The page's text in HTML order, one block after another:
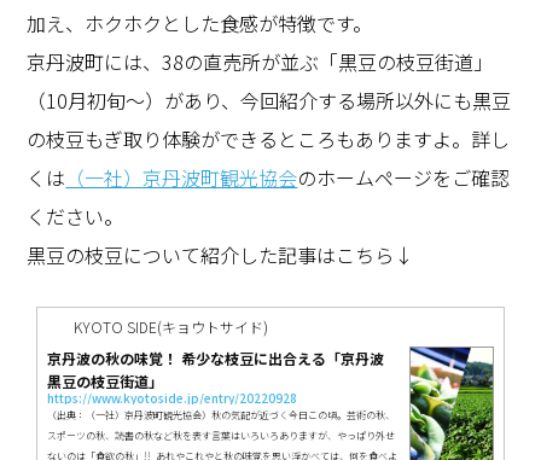
加え、ホクホクとした食感が特徴です。
京丹波町には、38の直売所が並ぶ「黒豆の枝豆街道」
（10月初旬～）があり、今回紹介する場所以外にも黒豆
の枝豆もぎ取り体験ができるところもありますよ。詳し
くは （一社）京丹波町観光協会のホームページをご確認
ください。
黒豆の枝豆について紹介した記事はこちら↓
KYOTO SIDE(キョウトサイド)
京丹波の秋の味覚！ 希少な枝豆に出合える「京丹波
黒豆の枝豆街道」
https://www.kyotoside.jp/entry/20220928
（出典：（一社）京丹波町観光協会）秋の気配が近づく今日この頃。芸術の秋、
スポーツの秋、読書の秋など秋を表す言葉はいろいろありますが、やっぱり外せ
ないのは「食欲の秋」!! あれやこれやと秋の味覚を思い浮かべては、何を食べよ